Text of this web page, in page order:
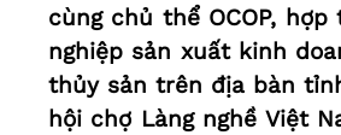
cùng chủ thể OCOP, hợp
nghiệp sản xuất kinh
thủy sản trên địa bàn
hội chợ Làng nghề Việt